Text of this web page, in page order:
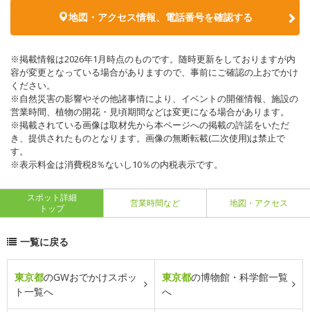
地図・アクセス情報、電話番号を確認する
※掲載情報は2026年1月時点のものです。随時更新をしておりますが内
容が変更となっている場合がありますので、事前にご確認の上おでかけ
ください。
※自然災害の影響やその他諸事情により、イベントの開催情報、施設の
営業時間、植物の開花・見頃期間などは変更になる場合があります。
※掲載されている画像は取材先から本ページへの掲載の許諾をいただ
き、提供されたものとなります。画像の無断転載(二次使用)は禁止で
す。
※表示料金は消費税8％ないし10％の内税表示です。
スポット詳細
トップ
営業時間など 地図・アクセス
一覧に戻る
東京都のGWおでかけスポッ
ト一覧へ
東京都の博物館・科学館一覧
へ